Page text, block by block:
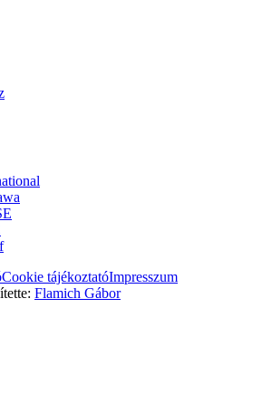
Cookie tájékoztatóImpresszum
Flamich Gábor